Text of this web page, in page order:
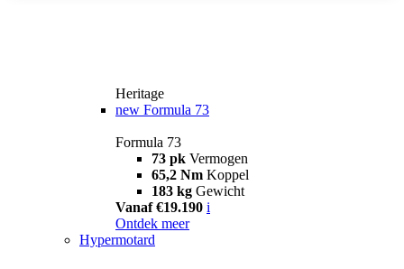
Heritage
new Formula 73
Formula 73
73 pk Vermogen
65,2 Nm Koppel
183 kg Gewicht
Vanaf €19.190 i
Ontdek meer
Hypermotard